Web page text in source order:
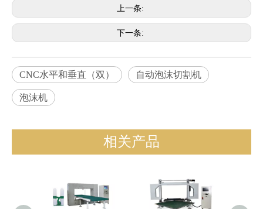
上一条:
下一条:
CNC水平和垂直（双） 自动泡沫切割机
泡沫机
相关产品